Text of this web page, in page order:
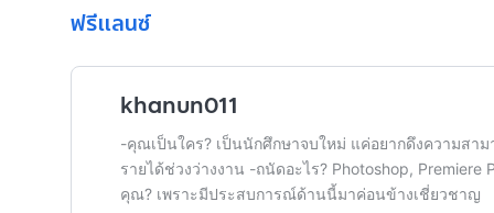
ฟรีแลนซ์
khanun011
-คุณเป็นใคร? เป็นนักศึกษาจบใหม่ แค่อยากดึงความสาม
รายได้ช่วงว่างงาน -ถนัดอะไร? Photoshop,
คุณ? เพราะมีประสบการณ์ด้านนี้มาค่อนข้างเชี่ยวชาญ